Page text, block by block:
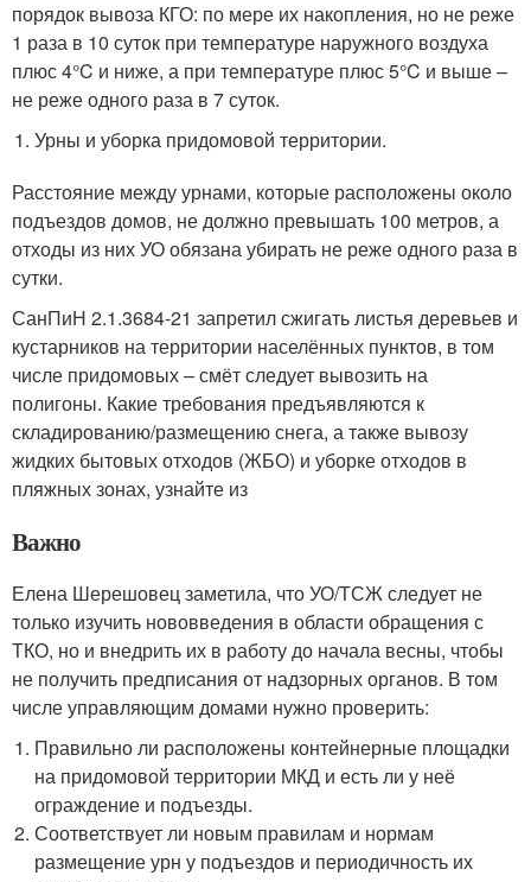
порядок вывоза КГО: по мере их накопления, но не реже
1 раза в 10 суток при температуре наружного воздуха
плюс 4°C и ниже, а при температуре плюс 5°C и выше –
не реже одного раза в 7 суток.
Урны и уборка придомовой территории.
Расстояние между урнами, которые расположены около
подъездов домов, не должно превышать 100 метров, а
отходы из них УО обязана убирать не реже одного раза в
сутки.
СанПиН 2.1.3684-21 запретил сжигать листья деревьев и
кустарников на территории населённых пунктов, в том
числе придомовых – смёт следует вывозить на
полигоны. Какие требования предъявляются к
складированию/размещению снега, а также вывозу
жидких бытовых отходов (ЖБО) и уборке отходов в
пляжных зонах, узнайте из
Важно
Елена Шерешовец заметила, что УО/ТСЖ следует не
только изучить нововведения в области обращения с
ТКО, но и внедрить их в работу до начала весны, чтобы
не получить предписания от надзорных органов. В том
числе управляющим домами нужно проверить:
Правильно ли расположены контейнерные площадки
на придомовой территории МКД и есть ли у неё
ограждение и подъезды.
Соответствует ли новым правилам и нормам
размещение урн у подъездов и периодичность их